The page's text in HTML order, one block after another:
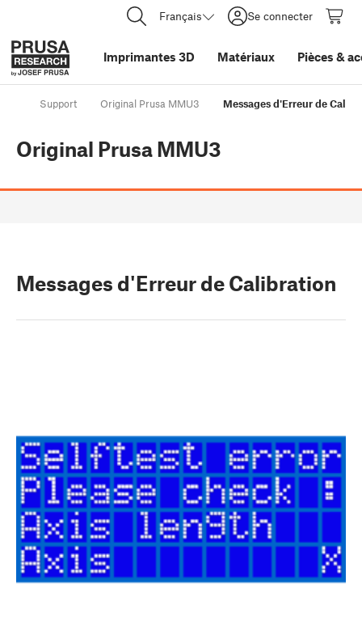
Français Se connecter
Imprimantes 3D Matériaux Pièces &
Support Original Prusa MMU3 Messages d'Erreur de
Original Prusa MMU3
Messages d'Erreur de Calibration